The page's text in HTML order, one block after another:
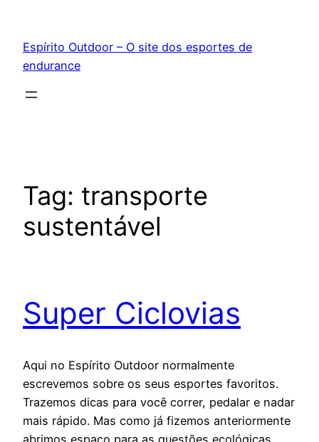
conteúdo
Espírito Outdoor – O site dos esportes de
endurance
Tag: transporte
sustentável
Super Ciclovias
Aqui no Espírito Outdoor normalmente
escrevemos sobre os seus esportes favoritos.
Trazemos dicas para você correr, pedalar e nadar
mais rápido. Mas como já fizemos anteriormente
abrimos espaço para as questões ecológicas,